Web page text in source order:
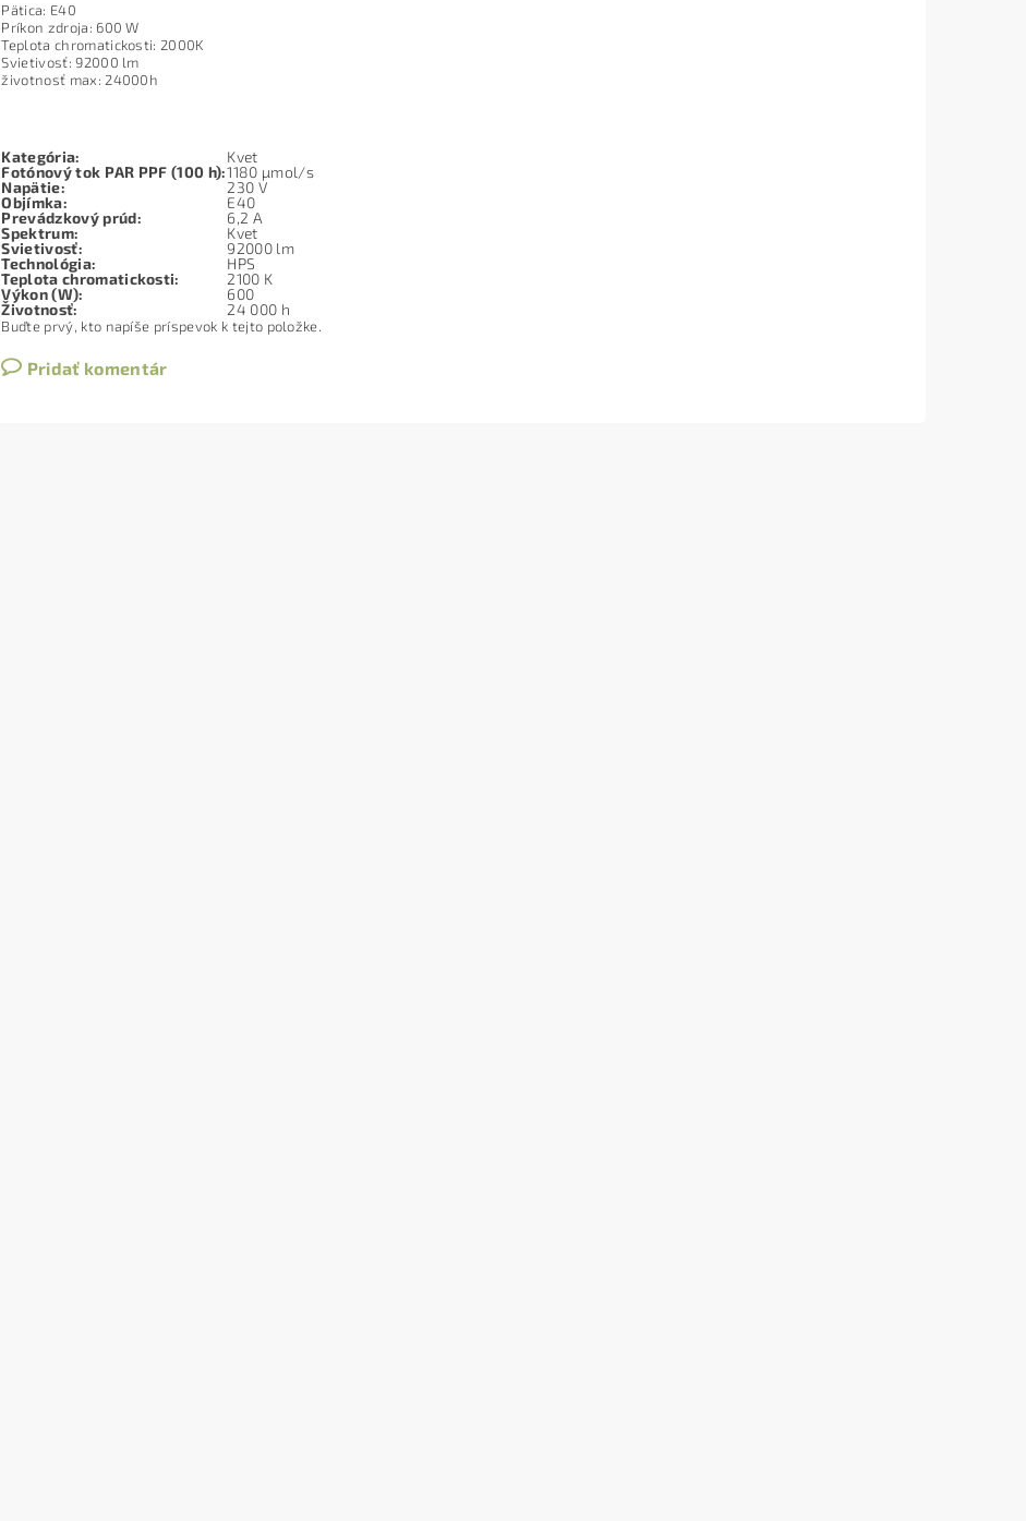
Pätica: E40
Príkon zdroja: 600 W
Teplota chromatickosti: 2000K
Svietivosť: 92000 lm
životnosť max: 24000h
Kategória:
Kvet
Fotónový tok PAR PPF (100 h):1180 µmol/s
Napätie:
230 V
Objímka:
E40
Prevádzkový prúd:
6,2 A
Spektrum:
Kvet
Svietivosť:
92000 lm
Technológia:
HPS
Teplota chromatickosti:
2100 K
Výkon (W):
600
Životnosť: 24 000 h
Buďte prvý, kto napíše príspevok k tejto položke.
Pridať komentár